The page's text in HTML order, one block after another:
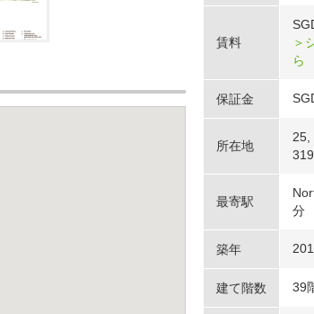
賃料
＞
ら
保証金
所在地
25,
最寄駅
分
築年
建て階数 39